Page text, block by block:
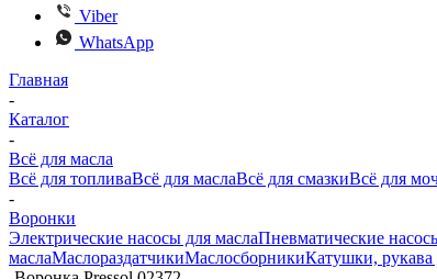
Viber
WhatsApp
Главная
-
Каталог
-
Всё для масла
Всё для топливаВсё для маслаВсё для смазкиВсё для
-
Воронки
Электрические насосы для маслаПневматические
маслаМаслораздатчикиМаслосборникиКатушки, рукава